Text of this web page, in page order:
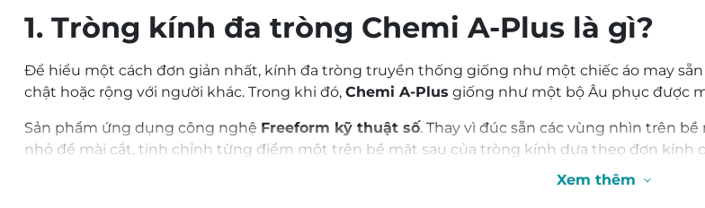
1. Tròng kính đa tròng Chemi A-Plus là gì?
Để hiểu một cách đơn giản nhất, kính đa tròng truyền thống giống như một chiếc áo may
chật hoặc rộng với người khác. Trong khi đó, Chemi A-Plus giống như một bộ Âu phục được
Sản phẩm ứng dụng công nghệ Freeform kỹ thuật số. Thay vì đúc sẵn các vùng nhìn trên
nhỏ để mài cắt, tinh chỉnh từng điểm một trên bề mặt sau của tròng kính dựa theo đơn kính
đường) – Trung gian (nhìn máy tính) – Gần (đọc sách) được chuyển đổi một cách cực kỳ êm
Xem thêm